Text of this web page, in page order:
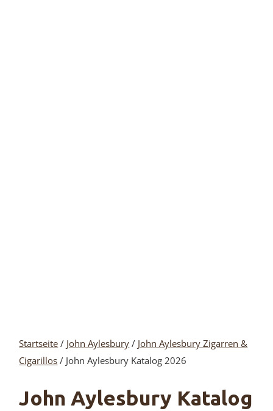
Startseite / John Aylesbury / John Aylesbury Zigarren &
Cigarillos / John Aylesbury Katalog 2026
John Aylesbury Katalog